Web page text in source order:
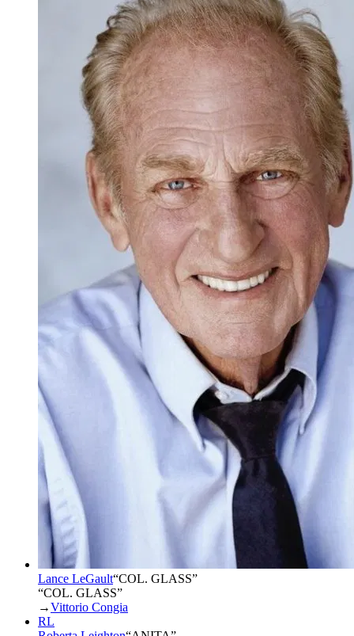
Lance LeGault“COL. GLASS”
“COL. GLASS”
→Vittorio Congia
RL